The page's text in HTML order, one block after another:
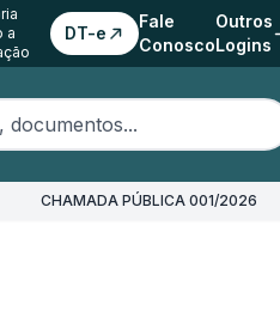
a
DT-e
Fale
Conosco
Outros
Logins
CHAMADA PÚBLICA 001/2026